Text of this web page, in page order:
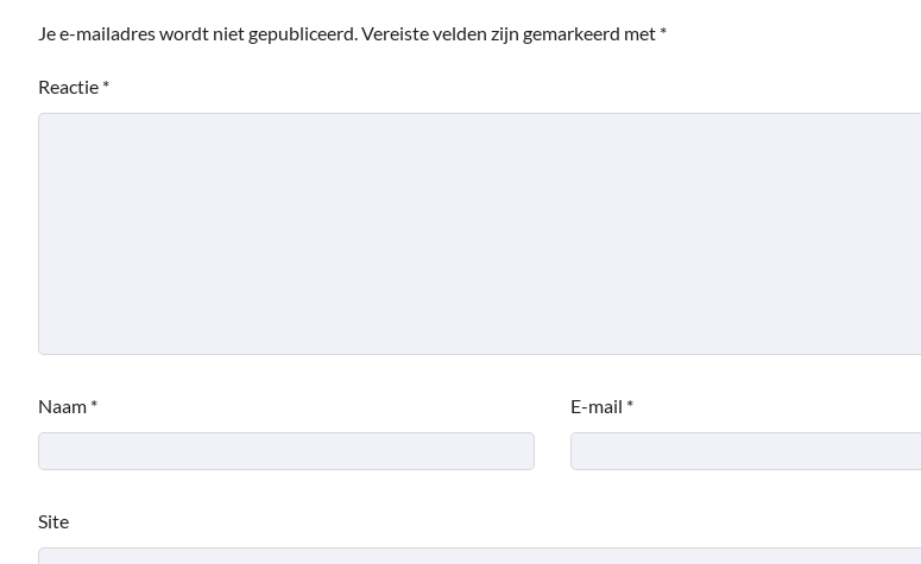
Je e-mailadres wordt niet gepubliceerd.Vereiste velden zijn gemarkeerd met *
Reactie *
Naam * E-mail *
Site